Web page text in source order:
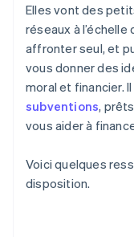
Elles vont des
réseaux à l’échelle
affronter seul, et
vous donner des
moral et financier.
subventions,
vous aider à
Voici quelques
disposition.